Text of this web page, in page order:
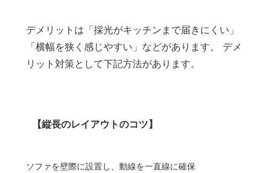
デメリットは「採光がキッチンまで届きにくい」
「横幅を狭く感じやすい」などがあります。 デメ
リット対策として下記方法があります。
【縦長のレイアウトのコツ】
ソファを壁際に設置し、動線を一直線に確保